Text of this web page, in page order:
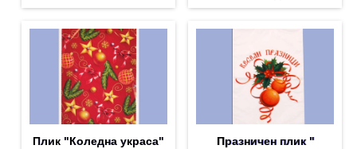
Плик "Коледна украса"
Празничен плик "